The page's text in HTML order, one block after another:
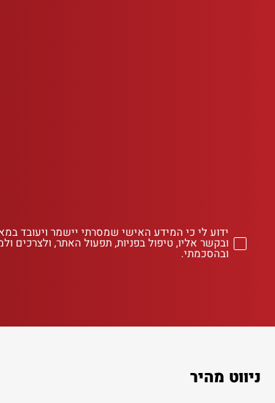
ידוע לי כי המידע האישי שמסרתי יישמר ויעובד
ובקשר אליו, טיפול בפניות, תפעול האתר, ולצרכים
ובהסכמתי.
ניווט מהיר